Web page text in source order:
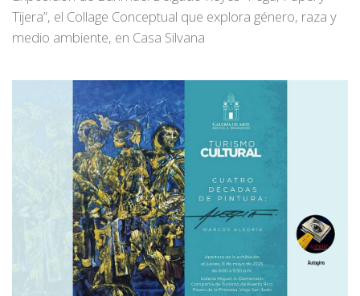
Tijera”, el Collage Conceptual que explora género, raza y
medio ambiente, en Casa Silvana